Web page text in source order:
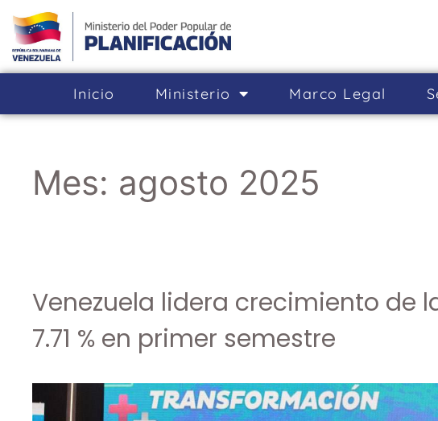
Inicio Ministerio Marco Legal
Mes: agosto 2025
Venezuela lidera crecimiento de
7.71 % en primer semestre